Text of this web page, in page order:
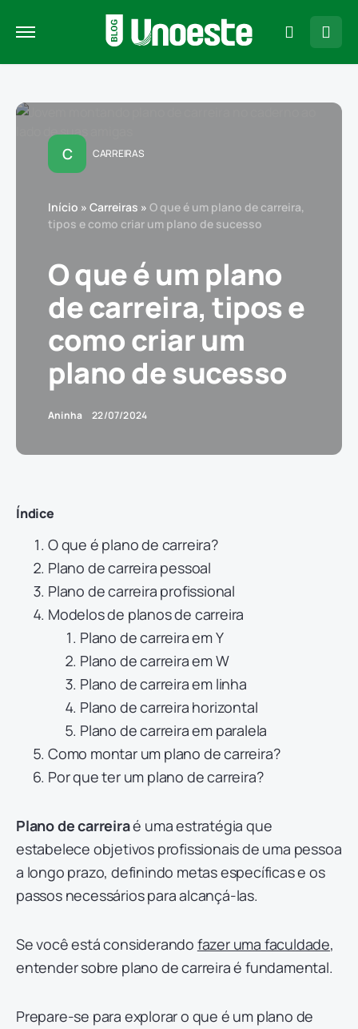
C CARREIRAS
Início » Carreiras » O que é um plano de carreira,
tipos e como criar um plano de sucesso
O que é um plano
de carreira, tipos e
como criar um
plano de sucesso
Aninha 22/07/2024
Índice
O que é plano de carreira?
Plano de carreira pessoal
Plano de carreira profissional
Modelos de planos de carreira
Plano de carreira em Y
Plano de carreira em W
Plano de carreira em linha
Plano de carreira horizontal
Plano de carreira em paralela
Como montar um plano de carreira?
Por que ter um plano de carreira?
Plano de carreiraé uma estratégia que
estabelece objetivos profissionais de uma pessoa
a longo prazo, definindo metas específicas e os
passos necessários para alcançá-las.
Se você está considerando fazer uma faculdade,
entender sobre plano de carreira é fundamental.
Prepare-se para explorar o que é um plano de